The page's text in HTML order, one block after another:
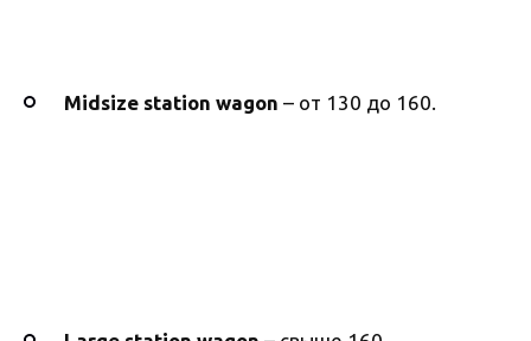
Midsize station wagon – от 130 до 160.